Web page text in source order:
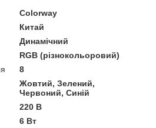
Colorway
Китай
Динамічний
RGB (різнокольоровий)
8
Жовтий, Зелений,
Червоний, Синій
220 В
6 Вт